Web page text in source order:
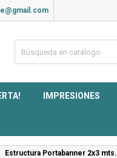
IMPRESIONES
Estructura Portabanner 2x3